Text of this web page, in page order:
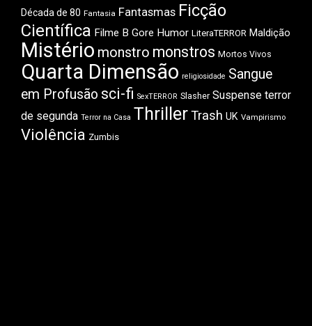
Década de 80 Fantasia Fantasmas Ficção
Científica Filme B Gore Humor LiteraTERROR Maldição
Mistério monstro monstros Mortos Vivos
Quarta Dimensão religiosidade Sangue
em Profusão sci-fi SexTERROR Slasher Suspense terror
de segunda Terror na Casa ThrillerTrash UK Vampirismo
Violência Zumbis